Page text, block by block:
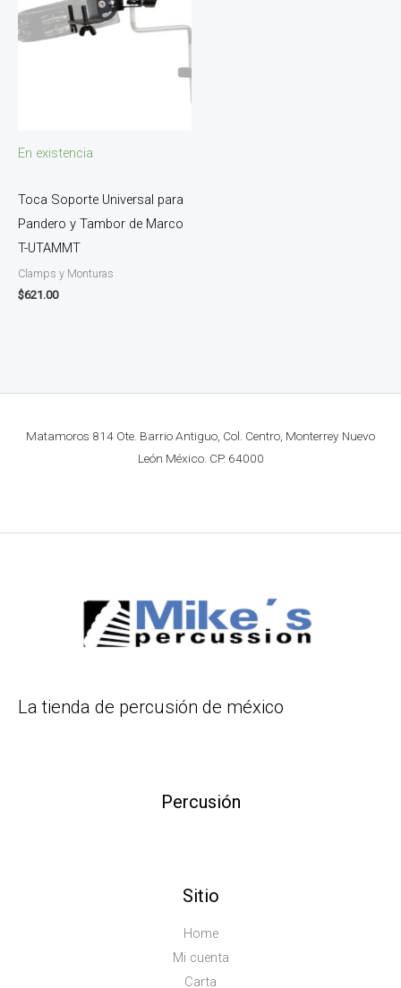
En existencia
Toca Soporte Universal para
Pandero y Tambor de Marco
T-UTAMMT
Clamps y Monturas
$621.00
Matamoros 814 Ote. Barrio Antiguo, Col. Centro, Monterrey Nuevo
León México. CP. 64000
La tienda de percusión de méxico
Percusión
Sitio
Home
Mi cuenta
Carta